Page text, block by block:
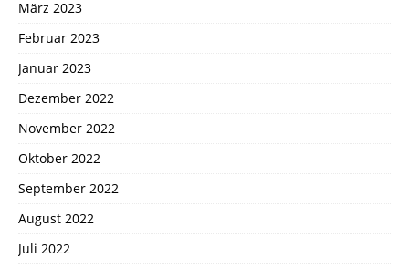
März 2023
Februar 2023
Januar 2023
Dezember 2022
November 2022
Oktober 2022
September 2022
August 2022
Juli 2022